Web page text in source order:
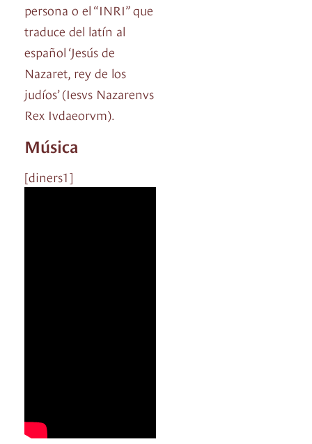
persona o el “INRI” que
traduce del latín al
español ‘Jesús de
Nazaret, rey de los
judíos’ (Iesvs Nazarenvs
Rex Ivdaeorvm).
Música
[diners1]